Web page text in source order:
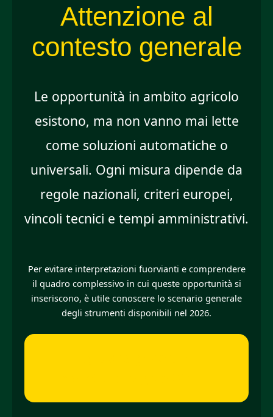
Attenzione al
contesto generale
Le opportunità in ambito agricolo
esistono, ma non vanno mai lette
come soluzioni automatiche o
universali. Ogni misura dipende da
regole nazionali, criteri europei,
vincoli tecnici e tempi amministrativi.
Per evitare interpretazioni fuorvianti e comprendere
il quadro complessivo in cui queste opportunità si
inseriscono, è utile conoscere lo scenario generale
degli strumenti disponibili nel 2026.